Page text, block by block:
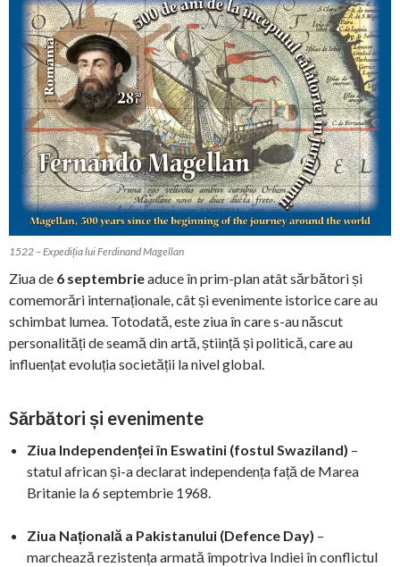
1522 – Expediția lui Ferdinand Magellan
Ziua de 6 septembrieaduce în prim-plan atât sărbători și
comemorări internaționale, cât și evenimente istorice care au
schimbat lumea. Totodată, este ziua în care s-au născut
personalități de seamă din artă, știință și politică, care au
influențat evoluția societății la nivel global.
Sărbători și evenimente
Ziua Independenței în Eswatini (fostul Swaziland) –
statul african și-a declarat independența față de Marea
Britanie la 6 septembrie 1968.
Ziua Națională a Pakistanului (Defence Day) –
marchează rezistența armată împotriva Indiei în conflictul